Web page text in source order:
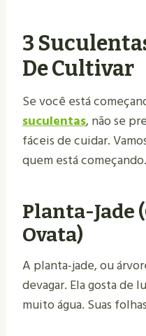
3
De Cultivar
Se você está
suculentas, não se
fáceis de cuidar.
quem está começando.
Planta-Jade
Ovata)
A planta-jade, ou
devagar. Ela gosta de
muito água. Suas